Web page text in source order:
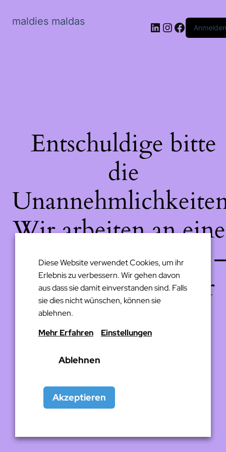
maldies maldas LinkedIn
Instagram
Anmelden
Entschuldige bitte
die
Wir arbeiten an
großartigen Sache
schau bald wieder
Diese Website verwendet Cookies, um ihr
Erlebnis zu verbessern. Wir gehen davon
aus dass sie damit einverstanden sind. Falls
sie dies nicht wünschen, können sie
ablehnen.
Mehr Erfahren
Einstellungen
Ablehnen
Akzeptieren